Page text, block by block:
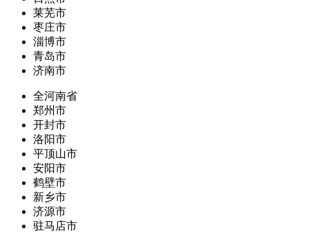
莱芜市
枣庄市
淄博市
青岛市
济南市
全河南省
郑州市
开封市
洛阳市
平顶山市
安阳市
鹤壁市
新乡市
济源市
驻马店市